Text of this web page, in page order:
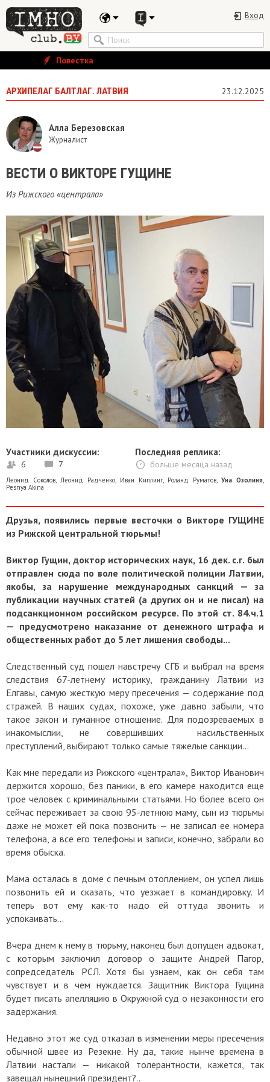
Вход
Повестка
АРХИПЕЛАГ БАЛТЛАГ. ЛАТВИЯ 23.12.2025
Алла Березовская
Журналист
​ВЕСТИ О ВИКТОРЕ ГУЩИНЕ
Из Рижского «централа»
Участники дискуссии:
6 7
Последняя реплика:
больше месяца назад
Леонид Соколов, Леонид Радченко, Иван Киплинг, Роланд Руматов, Уна Озолиня,
Pesnya Akina
Друзья, появились первые весточки о Викторе ГУЩИНЕ
из Рижской центральной тюрьмы!
Виктор Гущин, доктор исторических наук, 16 дек. с.г. был
отправлен сюда по воле политической полиции Латвии,
якобы, за нарушение международных санкций — за
публикации научных статей (а других он и не писал) на
подсанкционном российском ресурсе. По этой ст. 84.ч.1
— предусмотрено наказание от денежного штрафа и
общественных работ до 5 лет лишения свободы...
Следственный суд пошел навстречу СГБ и выбрал на время
следствия 67-летнему историку, гражданину Латвии из
Елгавы, самую жесткую меру пресечения — содержание под
стражей. В наших судах, похоже, уже давно забыли, что
такое закон и гуманное отношение. Для подозреваемых в
инакомыслии, не совершивших насильственных
преступлений, выбирают только самые тяжелые санкции...
Как мне передали из Рижского «централа», Виктор Иванович
держится хорошо, без паники, в его камере находится еще
трое человек с криминальными статьями. Но более всего он
сейчас переживает за свою 95-летнюю маму, сын из тюрьмы
даже не может ей пока позвонить — не записал ее номера
телефона, а все его телефоны и записи, конечно, забрали во
время обыска.
Мама осталась в доме с печным отоплением, он успел лишь
позвонить ей и сказать, что уезжает в командировку. И
теперь вот ему как-то надо ей оттуда звонить и
успокаивать...
Вчера днем к нему в тюрьму, наконец был допущен адвокат,
с которым заключил договор о защите Андрей Пагор,
сопредседатель РСЛ. Хотя бы узнаем, как он себя там
чувствует и в чем нуждается. Защитник Виктора Гущина
будет писать апелляцию в Окружной суд о незаконности его
задержания.
Недавно этот же суд отказал в изменении меры пресечения
обычной швее из Резекне. Ну да, такие нынче времена в
Латвии настали — никакой толерантности, кажется, так
завещал нынешний президент?..